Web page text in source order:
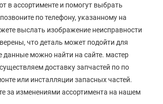
в ассортименте и помогут выбрать
по телефону, указанному на
выслать изображение неисправности
что деталь может подойти для
данные можно найти на сайте. мастер
доставку запчастей по по
или инсталляции запасных частей.
за изменениями ассортимента на нашем